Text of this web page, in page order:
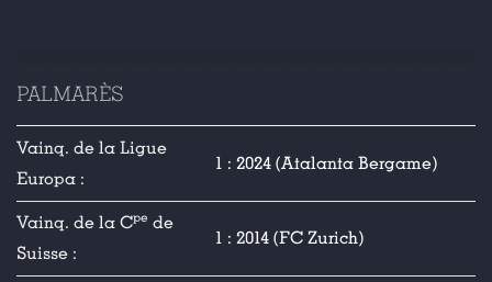
PALMARÈS
Vainq. de la Ligue
Europa :
1 : 2024 (Atalanta Bergame)
Vainq. de la Cpe de
Suisse :
1 : 2014 (FC Zurich)